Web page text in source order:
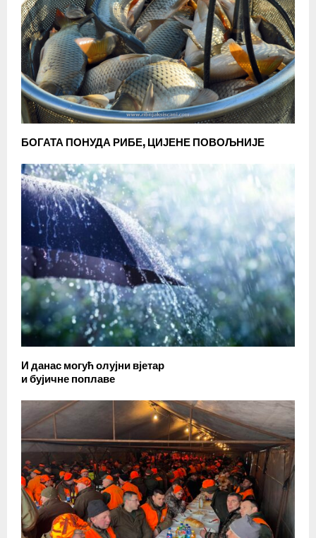
БОГАТА ПОНУДА РИБЕ, ЦИЈЕНЕ ПОВОЉНИЈЕ
И данас могућ олујни вјетар
и бујичне поплаве